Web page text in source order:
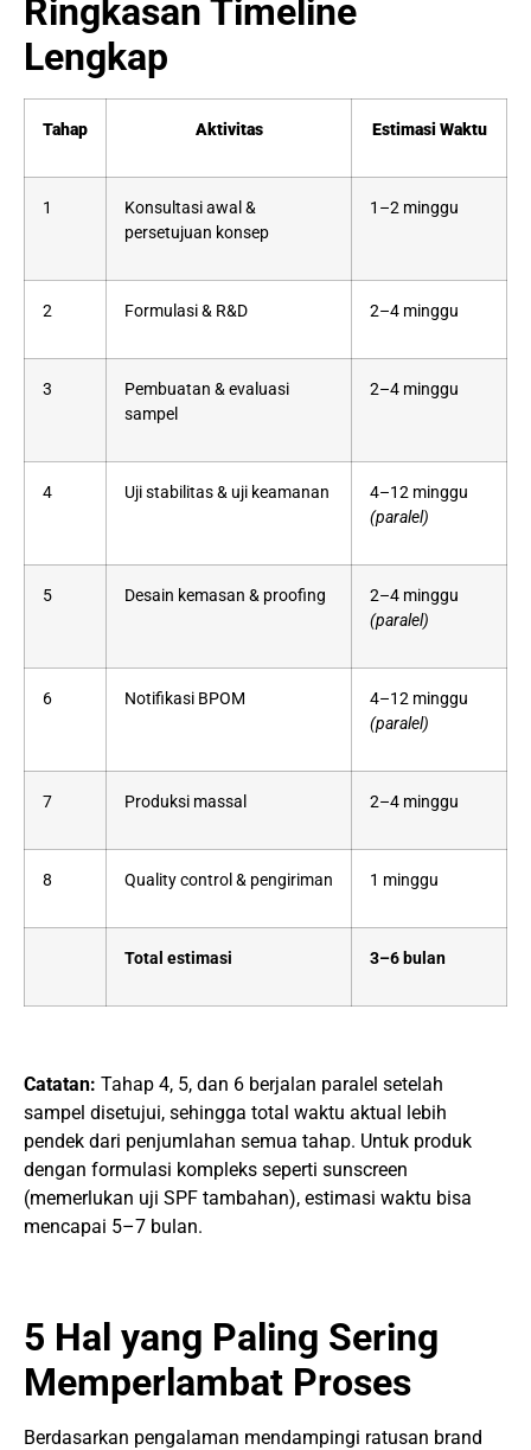
Ringkasan Timeline
Lengkap
Tahap Aktivitas Estimasi Waktu
1
Konsultasi awal &
persetujuan konsep
1–2 minggu
2 Formulasi & R&D 2–4 minggu
3
Pembuatan & evaluasi
sampel
2–4 minggu
4 Uji stabilitas & uji keamanan
4–12 minggu
(paralel)
5 Desain kemasan & proofing
2–4 minggu
(paralel)
6 Notifikasi BPOM
4–12 minggu
(paralel)
7 Produksi massal 2–4 minggu
8 Quality control & pengiriman 1 minggu
Total estimasi 3–6 bulan
Catatan: Tahap 4, 5, dan 6 berjalan paralel setelah
sampel disetujui, sehingga total waktu aktual lebih
pendek dari penjumlahan semua tahap. Untuk produk
dengan formulasi kompleks seperti sunscreen
(memerlukan uji SPF tambahan), estimasi waktu bisa
mencapai 5–7 bulan.
5 Hal yang Paling Sering
Memperlambat Proses
Berdasarkan pengalaman mendampingi ratusan brand